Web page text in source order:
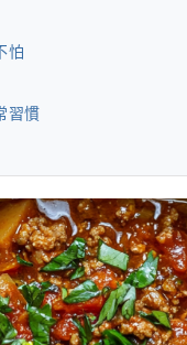
怕
習慣